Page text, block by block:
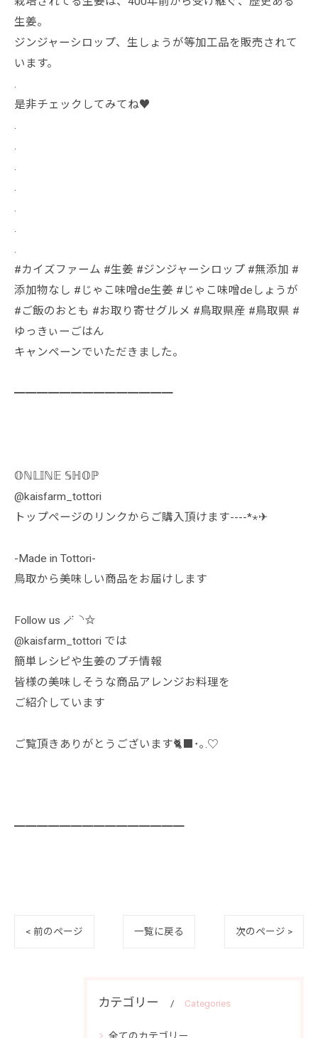
生姜。
ジンジャーシロップ、生しょうが等加工品を販売されて
います。
.
是非チェックしてみてね♥
.
.
.
.
.
.
.
#カイズファーム #生姜 #ジンジャーシロップ #無添加 #
添加物なし #じゃこ味噌de生姜 #じゃこ味噌deしょうが
#ご飯のおとも #お取り寄せグルメ #鳥取県産 #鳥取県 #
ゆっきぃーごはん
キャンペーンでいただきました。
━━━━━━━━━━━━━━
𝕆ℕ𝕃𝕀ℕ𝔼 𝕊ℍ𝕆ℙ
@kaisfarm_tottori
トップページのリンクからご購入頂けます----*⋆✈︎
-Made in Tottori-
鳥取から美味しい商品をお届けします
Follow us 🪄︎︎◝✩
@kaisfarm_tottori では
簡単レシピや生姜のプチ情報
皆様の美味しそうな商品アレンジお料理を
ご紹介しています
ご覧頂きありがとうございます🐈‍⬛･｡.♡
━━━━━━━━━━━━━━━
< 前のページ 一覧に戻る 次のページ >
カテゴリー Categories